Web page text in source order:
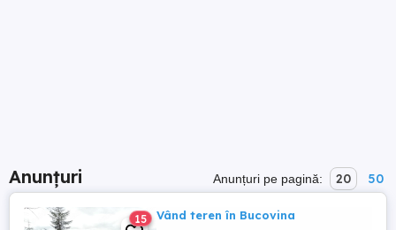
Anunțuri Anunțuri pe pagină: 20 50
15 Vând teren în Bucovina